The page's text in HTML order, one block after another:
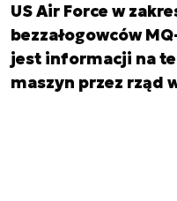
US Air Force w
bezzałogowców
jest informacji na
maszyn przez rząd